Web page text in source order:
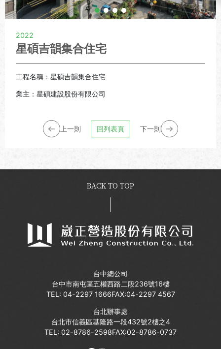
2022
星碩吉韻集合住宅
工程名稱：星碩吉韻集合住宅
業主：星碩建設股份有限公司
上一則 回列表頁 下一則
台中總公司
台中市南屯區五權西路二段236號16樓
TEL: 04-2297 1666FAX:04-2297 4567
台北辦事處
台北市信義區基隆路一段432號2樓之4
TEL: 02-8786-2598FAX:02-8786-0737
BACK TO TOP